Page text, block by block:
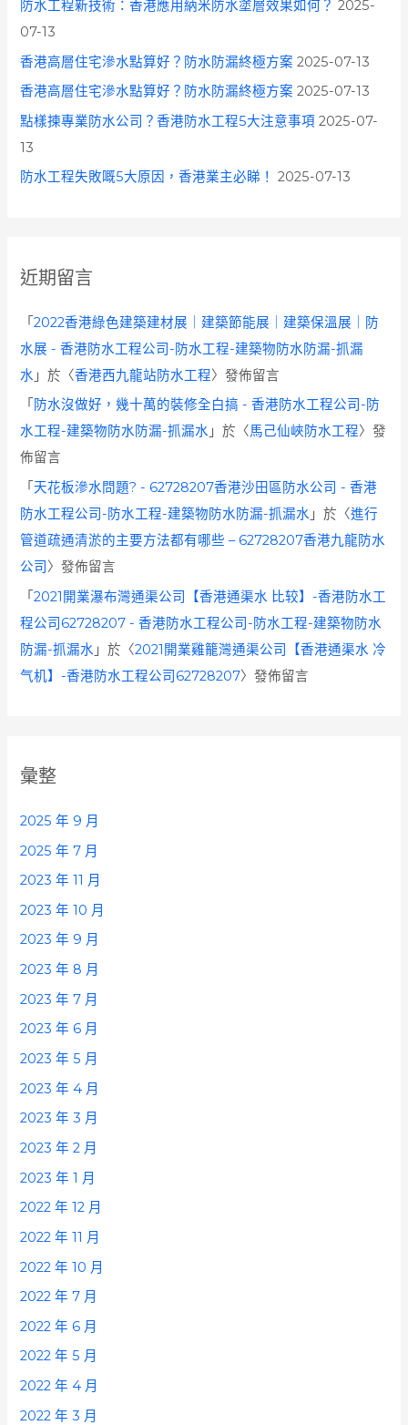
防水工程新技術：香港應用納米防水塗層效果如何？ 2025-
07-13
香港高層住宅滲水點算好？防水防漏終極方案 2025-07-13
香港高層住宅滲水點算好？防水防漏終極方案 2025-07-13
點樣揀專業防水公司？香港防水工程5大注意事項 2025-07-
13
防水工程失敗嘅5大原因，香港業主必睇！
2025-07-13
近期留言
「2022香港綠色建築建材展｜建築節能展｜建築保溫展｜防
水展 - 香港防水工程公司-防水工程-建築物防水防漏-抓漏
水 」於〈香港西九龍站防水工程〉發佈留言
「 防水沒做好，幾十萬的裝修全白搞 - 香港防水工程公司-防
水工程-建築物防水防漏-抓漏水 」於〈馬己仙峽防水工程〉發
佈留言
「 天花板滲水問題? - 62728207香港沙田區防水公司 - 香港
防水工程公司-防水工程-建築物防水防漏-抓漏水 」於〈進行
管道疏通清淤的主要方法都有哪些 – 62728207香港九龍防水
公司 〉發佈留言
「2021開業瀑布灣通渠公司【香港通渠水 比较】-香港防水工
程公司62728207 - 香港防水工程公司-防水工程-建築物防水
防漏-抓漏水 」於〈2021開業雞籠灣通渠公司【香港通渠水 冷
气机】-香港防水工程公司62728207〉發佈留言
彙整
2025 年 9 月
2025 年 7 月
2023 年 11 月
2023 年 10 月
2023 年 9 月
2023 年 8 月
2023 年 7 月
2023 年 6 月
2023 年 5 月
2023 年 4 月
2023 年 3 月
2023 年 2 月
2023 年 1 月
2022 年 12 月
2022 年 11 月
2022 年 10 月
2022 年 7 月
2022 年 6 月
2022 年 5 月
2022 年 4 月
2022 年 3 月